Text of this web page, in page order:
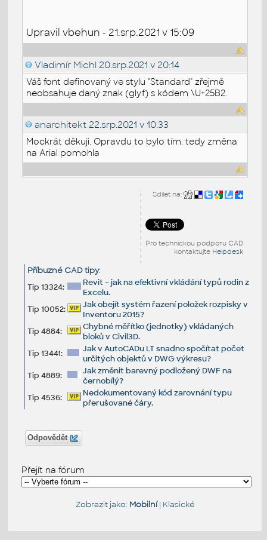
Upravil vbehun - 21.srp.2021 v 15:09
Vladimír Michl 20.srp.2021 v 20:14
Váš font definovaný ve stylu "Standard" zřejmě
neobsahuje daný znak (glyf) s kódem \U+25B2.
anarchitekt 22.srp.2021 v 10:33
Mockrát děkuji. Opravdu to bylo tím. tedy změna
na Arial pomohla
Sdílet na:
Pro technickou podporu CAD
kontaktujte Helpdesk
Příbuzné CAD tipy:
Tip 13324:
Revit – jak na efektivní vkládání typů rodin z
Excelu.
Tip 10052:
Jak obejít systém řazení položek rozpisky v
Inventoru 2015?
Tip 4884:
Chybné měřítko (jednotky) vkládaných
bloků v Civil3D.
Tip 13441:
Jak v AutoCADu LT snadno spočítat počet
určitých objektů v DWG výkresu?
Tip 4889:
Jak změnit barevný podložený DWF na
černobílý?
Tip 4536:
Nedokumentovaný kód zarovnání typu
přerušované čáry.
Odpovědět
Přejít na fórum
Zobrazit jako: Mobilní| Klasické